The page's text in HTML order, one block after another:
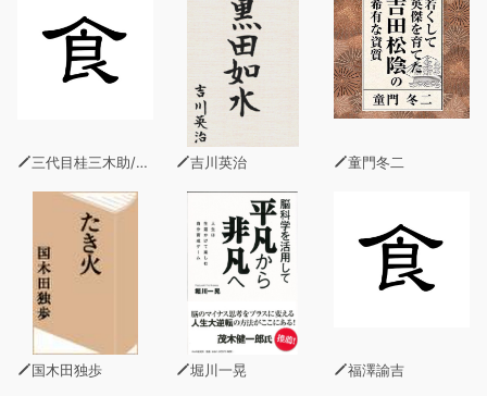
本作品では、テレビなどにも多く出演し、数々のベストセ
ラーでも知られる茂木健一郎氏が、
脳を変え、成長させ続けるための55のコツを紹介してい
でしょう。
複雑なものと思われがちな脳は、実はまっすぐで素直なの
かもしれません。
私たちがまっすぐに素直に生きれば、脳もその通りに変わ
ってくれるのです。
あなたも脳を通して人生のさまざまなことについて考えて
三代目桂三木助/北大路魯山人/古川緑波/坂口安吾 吉川英治 童門冬二
国木田独歩 堀川一晃 福澤諭吉